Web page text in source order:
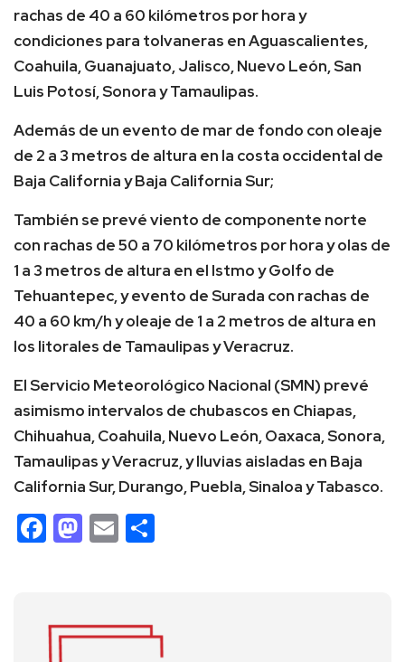
rachas de 40 a 60 kilómetros por hora y
condiciones para tolvaneras en Aguascalientes,
Coahuila, Guanajuato, Jalisco, Nuevo León, San
Luis Potosí, Sonora y Tamaulipas.
Además de un evento de mar de fondo con oleaje
de 2 a 3 metros de altura en la costa occidental de
Baja California y Baja California Sur;
También se prevé viento de componente norte
con rachas de 50 a 70 kilómetros por hora y olas de
1 a 3 metros de altura en el Istmo y Golfo de
Tehuantepec, y evento de Surada con rachas de
40 a 60 km/h y oleaje de 1 a 2 metros de altura en
los litorales de Tamaulipas y Veracruz.
El Servicio Meteorológico Nacional (SMN) prevé
asimismo intervalos de chubascos en Chiapas,
Chihuahua, Coahuila, Nuevo León, Oaxaca, Sonora,
Tamaulipas y Veracruz, y lluvias aisladas en Baja
California Sur, Durango, Puebla, Sinaloa y Tabasco.
Facebook
Mastodon
Email